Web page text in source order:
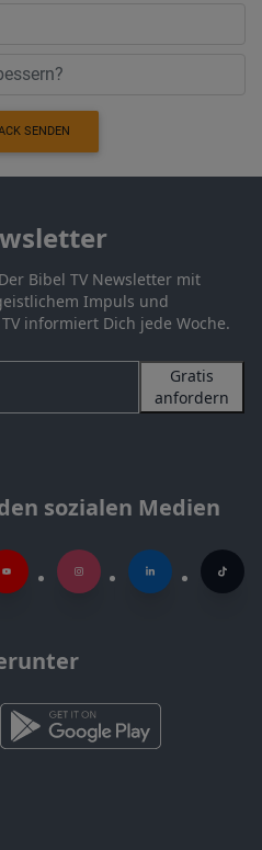
SENDEN
Bibel TV Newsletter mit
Impuls und
informiert Dich jede Woche.
Gratis
anfordern
sozialen Medien